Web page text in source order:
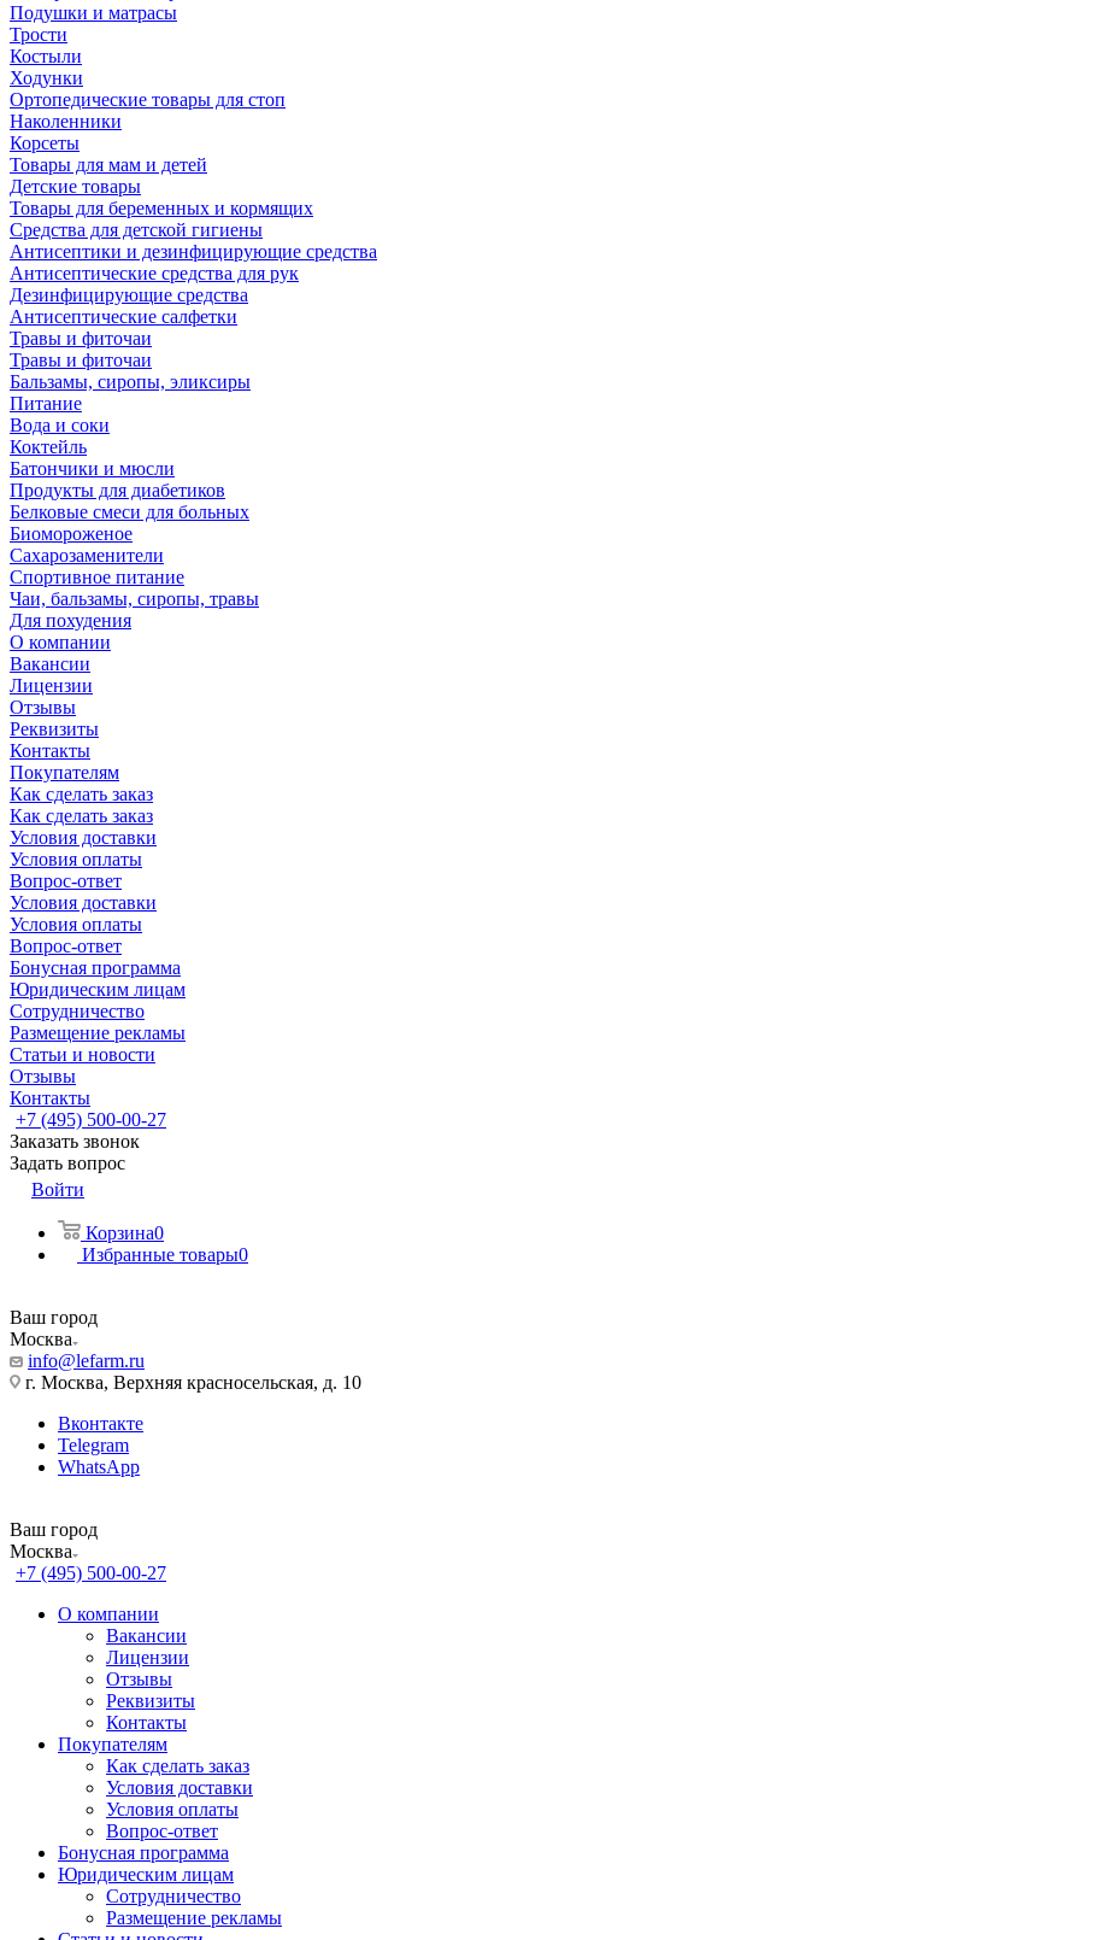
Подушки и матрасы
Трости
Костыли
Ходунки
Ортопедические товары для стоп
Наколенники
Корсеты
Товары для мам и детей
Детские товары
Товары для беременных и кормящих
Средства для детской гигиены
Антисептики и дезинфицирующие средства
Антисептические средства для рук
Дезинфицирующие средства
Антисептические салфетки
Травы и фиточаи
Травы и фиточаи
Бальзамы, сиропы, эликсиры
Питание
Вода и соки
Коктейль
Батончики и мюсли
Продукты для диабетиков
Белковые смеси для больных
Биомороженое
Сахарозаменители
Спортивное питание
Чаи, бальзамы, сиропы, травы
Для похудения
О компании
Вакансии
Лицензии
Отзывы
Реквизиты
Контакты
Покупателям
Как сделать заказ
Как сделать заказ
Условия доставки
Условия оплаты
Вопрос-ответ
Условия доставки
Условия оплаты
Вопрос-ответ
Бонусная программа
Юридическим лицам
Сотрудничество
Размещение рекламы
Статьи и новости
Отзывы
Контакты
+7 (495) 500-00-27
Заказать звонок
Задать вопрос
Войти
Корзина0
Избранные товары0
Ваш город
Москва
info@lefarm.ru
г. Москва, Верхняя красносельская, д. 10
Вконтакте
Telegram
WhatsApp
Ваш город
Москва
+7 (495) 500-00-27
О компании
Вакансии
Лицензии
Отзывы
Реквизиты
Контакты
Покупателям
Как сделать заказ
Условия доставки
Условия оплаты
Вопрос-ответ
Бонусная программа
Юридическим лицам
Сотрудничество
Размещение рекламы